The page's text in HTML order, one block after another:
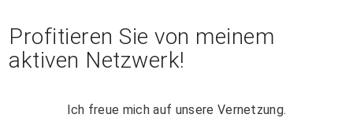
Profitieren Sie von meinem
aktiven Netzwerk!
Ich freue mich auf unsere Vernetzung.